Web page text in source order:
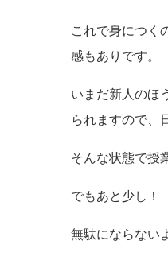
これで身につく
感もありです。
いまだ新人のほ
られますので、
そんな状態で授
でもあと少し！
無駄にならない